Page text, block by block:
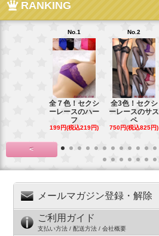
RANKING
No.1
全７色！セクシ
ーレースのハー
フ
199円(税込219円)
No.2
全3色！セクシ
ーレースのサス
ペ
750円(税込825円)
<
メールマガジン登録・解除
ご利用ガイド
支払い方法 / 配送方法 / 会社概要